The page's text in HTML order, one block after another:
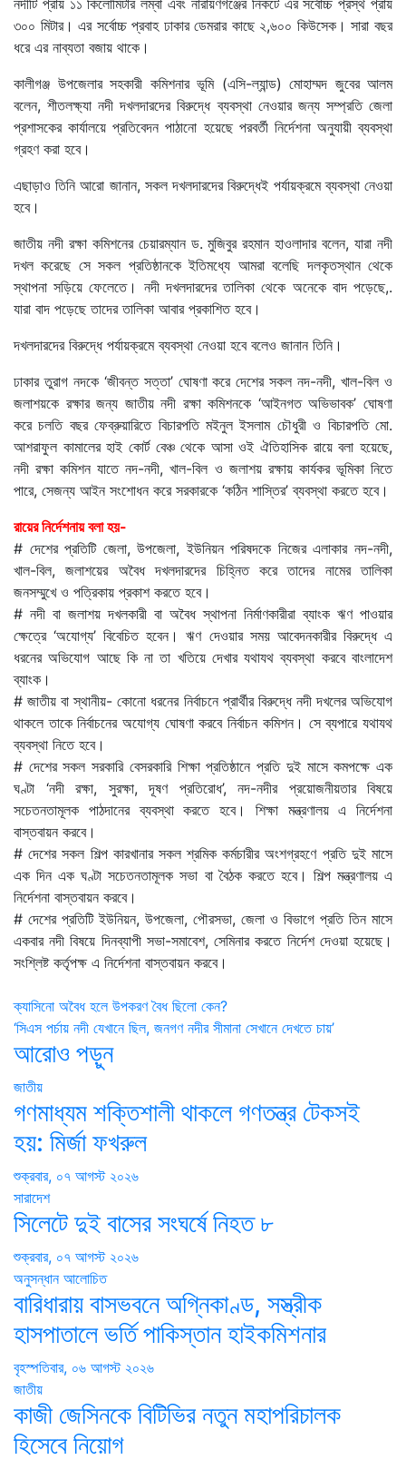
৩০০ মিটার। এর সর্বোচ্চ প্রবাহ ঢাকার ডেমরার কাছে ২,৬০০ কিউসেক। সারা বছর
ধরে এর নাব্যতা বজায় থাকে।
কালীগঞ্জ উপজেলার সহকারী কমিশনার ভূমি (এসি-ল্যান্ড) মোহাম্মদ জুবের আলম
বলেন, শীতলক্ষ্যা নদী দখলদারদের বিরুদ্ধে ব্যবস্থা নেওয়ার জন্য সম্প্রতি জেলা
প্রশাসকের কার্যালয়ে প্রতিবেদন পাঠানো হয়েছে পরবর্তী নির্দেশনা অনুযায়ী ব্যবস্থা
গ্রহণ করা হবে।
এছাড়াও তিনি আরো জানান, সকল দখলদারদের বিরুদ্ধেই পর্যায়ক্রমে ব্যবস্থা নেওয়া
হবে।
জাতীয় নদী রক্ষা কমিশনের চেয়ারম্যান ড. মুজিবুর রহমান হাওলাদার বলেন, যারা নদী
দখল করেছে সে সকল প্রতিষ্ঠানকে ইতিমধ্যে আমরা বলেছি দলকৃতস্থান থেকে
স্থাপনা সড়িয়ে ফেলেতে। নদী দখলদারদের তালিকা থেকে অনেকে বাদ পড়েছে,.
যারা বাদ পড়েছে তাদের তালিকা আবার প্রকাশিত হবে।
দখলদারদের বিরুদ্ধে পর্যায়ক্রমে ব্যবস্থা নেওয়া হবে বলেও জানান তিনি।
ঢাকার তুরাগ নদকে ‘জীবন্ত সত্তা’ ঘোষণা করে দেশের সকল নদ-নদী, খাল-বিল ও
জলাশয়কে রক্ষার জন্য জাতীয় নদী রক্ষা কমিশনকে ‘আইনগত অভিভাবক’ ঘোষণা
করে চলতি বছর ফেব্রুয়ারিতে বিচারপতি মইনুল ইসলাম চৌধুরী ও বিচারপতি মো.
আশরাফুল কামালের হাই কোর্ট বেঞ্চ থেকে আসা ওই ঐতিহাসিক রায়ে বলা হয়েছে,
নদী রক্ষা কমিশন যাতে নদ-নদী, খাল-বিল ও জলাশয় রক্ষায় কার্যকর ভূমিকা নিতে
পারে, সেজন্য আইন সংশোধন করে সরকারকে ‘কঠিন শাস্তির’ ব্যবস্থা করতে হবে।
রায়ের নির্দেশনায় বলা হয়-
# দেশের প্রতিটি জেলা, উপজেলা, ইউনিয়ন পরিষদকে নিজের এলাকার নদ-নদী,
খাল-বিল, জলাশয়ের অবৈধ দখলদারদের চিহ্নিত করে তাদের নামের তালিকা
জনসম্মুখে ও পত্রিকায় প্রকাশ করতে হবে।
# নদী বা জলাশয় দখলকারী বা অবৈধ স্থাপনা নির্মাণকারীরা ব্যাংক ঋণ পাওয়ার
ক্ষেত্রে ‘অযোগ্য’ বিবেচিত হবেন। ঋণ দেওয়ার সময় আবেদনকারীর বিরুদ্ধে এ
ধরনের অভিযোগ আছে কি না তা খতিয়ে দেখার যথাযথ ব্যবস্থা করবে বাংলাদেশ
ব্যাংক।
# জাতীয় বা স্থানীয়- কোনো ধরনের নির্বাচনে প্রার্থীর বিরুদ্ধে নদী দখলের অভিযোগ
থাকলে তাকে নির্বাচনের অযোগ্য ঘোষণা করবে নির্বাচন কমিশন। সে ব্যপারে যথাযথ
ব্যবস্থা নিতে হবে।
# দেশের সকল সরকারি বেসরকারি শিক্ষা প্রতিষ্ঠানে প্রতি দুই মাসে কমপক্ষে এক
ঘণ্টা ‘নদী রক্ষা, সুরক্ষা, দূষণ প্রতিরোধ’, নদ-নদীর প্রয়োজনীয়তার বিষয়ে
সচেতনতামূলক পাঠদানের ব্যবস্থা করতে হবে। শিক্ষা মন্ত্রণালয় এ নির্দেশনা
বাস্তবায়ন করবে।
# দেশের সকল শিল্প কারখানার সকল শ্রমিক কর্মচারীর অংশগ্রহণে প্রতি দুই মাসে
এক দিন এক ঘণ্টা সচেতনতামূলক সভা বা বৈঠক করতে হবে। শিল্প মন্ত্রণালয় এ
নির্দেশনা বাস্তবায়ন করবে।
# দেশের প্রতিটি ইউনিয়ন, উপজেলা, পৌরসভা, জেলা ও বিভাগে প্রতি তিন মাসে
একবার নদী বিষয়ে দিনব্যাপী সভা-সমাবেশ, সেমিনার করতে নির্দেশ দেওয়া হয়েছে।
সংশ্লিষ্ট কর্তৃপক্ষ এ নির্দেশনা বাস্তবায়ন করবে।
Post
navigation
ক্যাসিনো অবৈধ হলে উপকরণ বৈধ ছিলো কেন?
‘সিএস পর্চায় নদী যেখানে ছিল, জনগণ নদীর সীমানা সেখানে দেখতে চায়’
আরোও পড়ুন
জাতীয়
গণমাধ্যম শক্তিশালী থাকলে গণতন্ত্র টেকসই
হয়: মির্জা ফখরুল
শুক্রবার, ০৭ আগস্ট ২০২৬
সারাদেশ
সিলেটে দুই বাসের সংঘর্ষে নিহত ৮
শুক্রবার, ০৭ আগস্ট ২০২৬
অনুসন্ধান আলোচিত
বারিধারায় বাসভবনে অগ্নিকাণ্ড, সস্ত্রীক
হাসপাতালে ভর্তি পাকিস্তান হাইকমিশনার
বৃহস্পতিবার, ০৬ আগস্ট ২০২৬
জাতীয়
কাজী জেসিনকে বিটিভির নতুন মহাপরিচালক
হিসেবে নিয়োগ